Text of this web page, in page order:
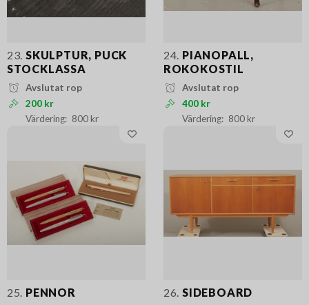
23. SKULPTUR, PUCK
STOCKLASSA
Avslutat rop
200 kr
800 kr
24. PIANOPALL,
ROKOKOSTIL
Avslutat rop
400 kr
800 kr
25. PENNOR 26. SIDEBOARD